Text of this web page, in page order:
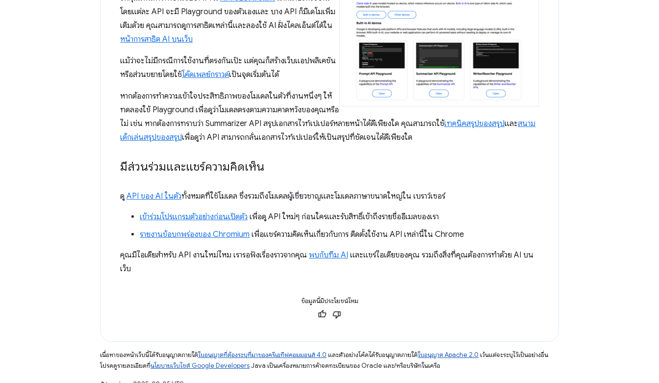
โดยแต่ละ API จะมี Playground ของตัวเองและ บาง API ก็มีเดโมเพิ่ม
เติมด้วย คุณสามารถดูการสาธิตเหล่านี้และลองใช้ AI ฝั่งไคลเอ็นต์ได้ใน
หน้าการสาธิต AI บนเว็บ
แม้ว่าจะไม่มีกรณีการใช้งานที่ตรงกันเป๊ะ แต่คุณก็สร้างเว็บแอปพลิเคชัน
หรือส่วนขยายโดยใช้โค้ดเพลย์กราวด์เป็นจุดเริ่มต้นได้
หากต้องการทำความเข้าใจประสิทธิภาพของโมเดลในตัวที่งานหนึ่งๆ ให้
ทดลองใช้ Playground เพื่อดูว่าโมเดลตรงตามความคาดหวังของคุณหรือ
ไม่ เช่น หากต้องการทราบว่า Summarizer API สรุปเอกสารไวท์เปเปอร์หลายหน้าได้ดีเพียงใด คุณสามารถใช้เทคนิคสรุปของสรุปและสนาม
เด็กเล่นสรุปของสรุปเพื่อดูว่า API สามารถกลั่นเอกสารไวท์เปเปอร์ให้เป็นสรุปที่ชัดเจนได้ดีเพียงใด
มีส่วนร่วมและแชร์ความคิดเห็น
ดู API ของ AI ในตัวทั้งหมดที่ใช้โมเดล ซึ่งรวมถึงโมเดลผู้เชี่ยวชาญและโมเดลภาษาขนาดใหญ่ใน เบราว์เซอร์
เข้าร่วมโปรแกรมตัวอย่างก่อนเปิดตัว เพื่อดู API ใหม่ๆ ก่อนใครและรับสิทธิ์เข้าถึงรายชื่ออีเมลของเรา
รายงานข้อบกพร่องของ Chromium เพื่อแชร์ความคิดเห็นเกี่ยวกับการ ติดตั้งใช้งาน API เหล่านี้ใน Chrome
คุณมีไอเดียสำหรับ API งานใหม่ไหม เรารอฟังเรื่องราวจากคุณ พบกับทีม AI และแชร์ไอเดียของคุณ รวมถึงสิ่งที่คุณต้องการทำด้วย AI บน
เว็บ
ข้อมูลนี้มีประโยชน์ไหม
เนื้อหาของหน้าเว็บนี้ได้รับอนุญาตภายใต้ใบอนุญาตที่ต้องระบุที่มาของครีเอทีฟคอมมอนส์ 4.0 และตัวอย่างโค้ดได้รับอนุญาตภายใต้ใบอนุญาต Apache 2.0 เว้นแต่จะระบุไว้เป็นอย่างอื่น
โปรดดูรายละเอียดที่นโยบายเว็บไซต์ Google DevelopersJava เป็นเครื่องหมายการค้าจดทะเบียนของ Oracle และ/หรือบริษัทในเครือ